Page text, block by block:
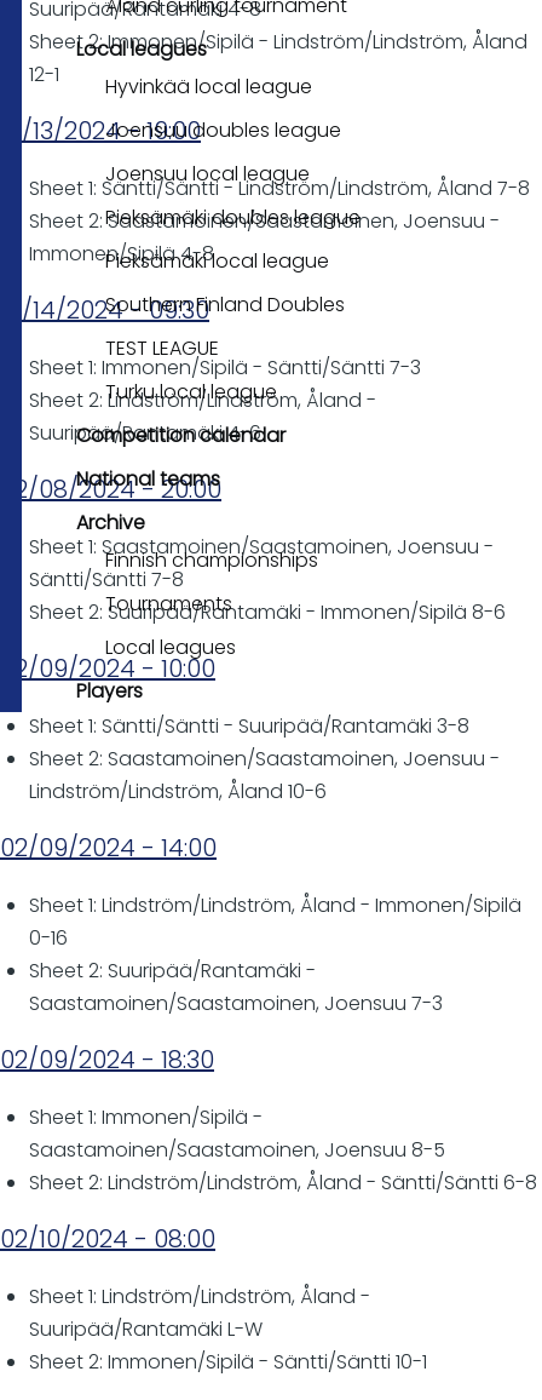
Local leagues
Hyvinkää local league
Joensuu doubles league
Joensuu local league
Pieksämäki doubles league
Pieksämäki local league
Southern Finland Doubles
TEST LEAGUE
Turku local league
Competition calendar
National teams
Archive
Finnish championships
Tournaments
Local leagues
Players
Suuripää/Rantamäki 4-8
Sheet 2: Immonen/Sipilä - Lindström/Lindström, Åland
12-1
01/13/2024 - 19:00
Sheet 1: Säntti/Säntti - Lindström/Lindström, Åland 7-8
Sheet 2: Saastamoinen/Saastamoinen, Joensuu -
Immonen/Sipilä 4-8
01/14/2024 - 09:30
Sheet 1: Immonen/Sipilä - Säntti/Säntti 7-3
Sheet 2: Lindström/Lindström, Åland -
Suuripää/Rantamäki 4-6
02/08/2024 - 20:00
Sheet 1: Saastamoinen/Saastamoinen, Joensuu -
Säntti/Säntti 7-8
Sheet 2: Suuripää/Rantamäki - Immonen/Sipilä 8-6
02/09/2024 - 10:00
Sheet 1: Säntti/Säntti - Suuripää/Rantamäki 3-8
Sheet 2: Saastamoinen/Saastamoinen, Joensuu -
Lindström/Lindström, Åland 10-6
02/09/2024 - 14:00
Sheet 1: Lindström/Lindström, Åland - Immonen/Sipilä
0-16
Sheet 2: Suuripää/Rantamäki -
Saastamoinen/Saastamoinen, Joensuu 7-3
02/09/2024 - 18:30
Sheet 1: Immonen/Sipilä -
Saastamoinen/Saastamoinen, Joensuu 8-5
Sheet 2: Lindström/Lindström, Åland - Säntti/Säntti 6-8
02/10/2024 - 08:00
Sheet 1: Lindström/Lindström, Åland -
Suuripää/Rantamäki L-W
Sheet 2: Immonen/Sipilä - Säntti/Säntti 10-1